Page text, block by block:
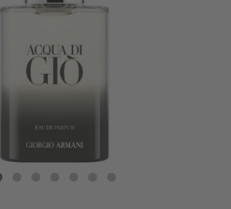
ARMANI Acqua di Giò Eau de Parfum